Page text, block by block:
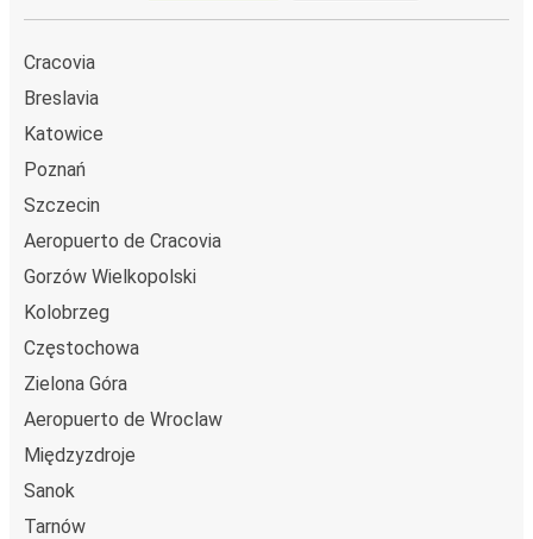
Cracovia
Breslavia
Katowice
Poznań
Szczecin
Aeropuerto de Cracovia
Gorzów Wielkopolski
Kolobrzeg
Częstochowa
Zielona Góra
Aeropuerto de Wroclaw
Międzyzdroje
Sanok
Tarnów